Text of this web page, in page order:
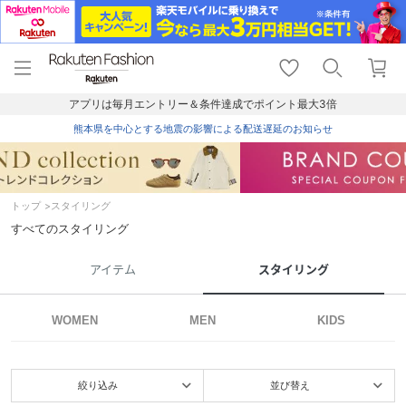
menu home
トップ
shopping_cart lock_outline
ログイン
アプリは毎月エントリー＆条件達成でポイント最大3倍
熊本県を中心とする地震の影響による配送遅延のお知らせ
トップ スタイリング
すべてのスタイリング
アイテム スタイリング
WOMEN MEN KIDS
絞り込み 並び替え